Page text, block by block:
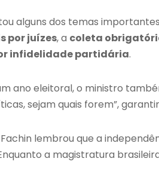
alguns dos temas
por juízes, a coleta
infidelidade partidária.
ano eleitoral, o ministro
sejam quais forem”,
lembrou que a
a magistratura